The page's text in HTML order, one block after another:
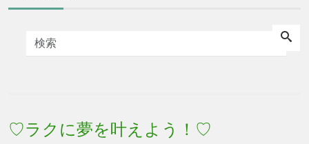
♡ラクに夢を叶えよう！♡